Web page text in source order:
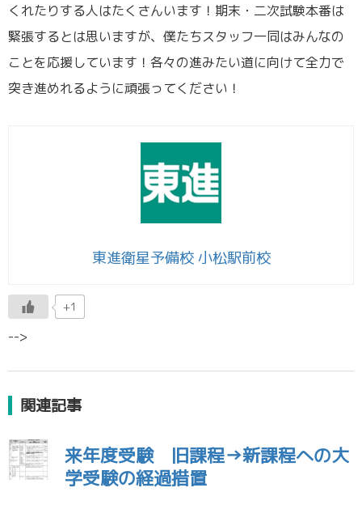
くれたりする人はたくさんいます！期末・二次試験本番は
緊張するとは思いますが、僕たちスタッフ一同はみんなの
ことを応援しています！各々の進みたい道に向けて全力で
突き進めれるように頑張ってください！
東進衛星予備校 小松駅前校
+1
-->
関連記事
来年度受験 旧課程→新課程への大
学受験の経過措置